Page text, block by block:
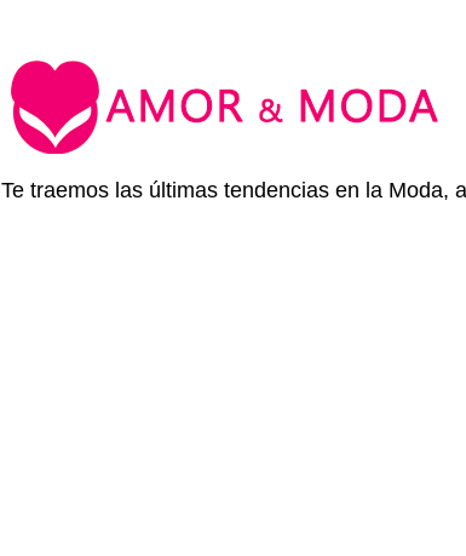
Te traemos las últimas tendencias en la Moda,